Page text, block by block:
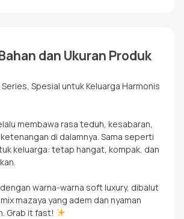
dan Ukuran Produk
Spesial untuk Keluarga Harmonis
membawa rasa teduh, kesabaran,
di dalamnya. Sama seperti
keluarga: tetap hangat, kompak, dan
warna-warna soft luxury, dibalut
mazaya yang adem dan nyaman
Grab it fast!